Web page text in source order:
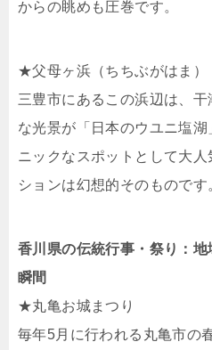
からの眺めも圧巻です。
★父母ヶ浜（ちちぶがはま）
三豊市にあるこの浜辺は、
な光景が「日本のウユニ塩
ニックなスポットとして大
ションは幻想的そのものです
香川県の伝統行事・祭り：
瞬間
★丸亀お城まつり
毎年5月に行われる丸亀市の